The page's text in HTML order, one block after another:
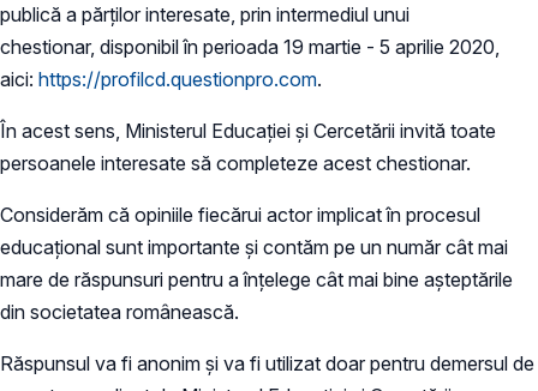
publică a părților interesate, prin intermediul unui
chestionar, disponibil în perioada 19 martie - 5 aprilie 2020,
aici: https://profilcd.questionpro.com.
În acest sens, Ministerul Educației și Cercetării invită toate
persoanele interesate să completeze acest chestionar.
Considerăm că opiniile fiecărui actor implicat în procesul
educațional sunt importante și contăm pe un număr cât mai
mare de răspunsuri pentru a înțelege cât mai bine așteptările
din societatea românească.
Răspunsul va fi anonim și va fi utilizat doar pentru demersul de